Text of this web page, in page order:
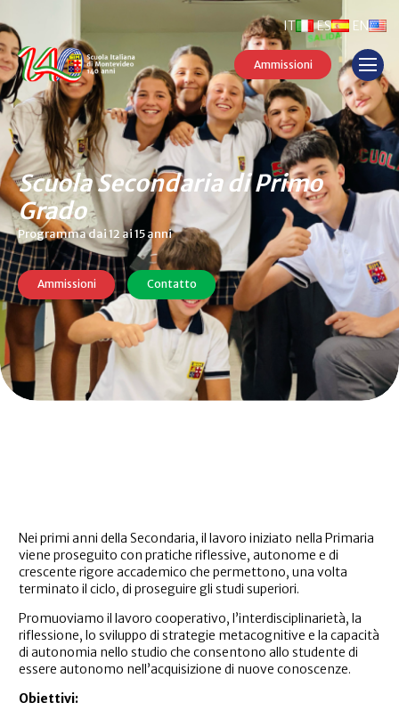
ES EN
IT
Ammissioni
Scuola Secondaria di Primo
Grado
Programma dai 12 ai 15 anni
Ammissioni Contatto
Nei primi anni della Secondaria, il lavoro iniziato nella Primaria
viene proseguito con pratiche riflessive, autonome e di
crescente rigore accademico che permettono, una volta
terminato il ciclo, di proseguire gli studi superiori.
Promuoviamo il lavoro cooperativo, l’interdisciplinarietà, la
riflessione, lo sviluppo di strategie metacognitive e la capacità
di autonomia nello studio che consentono allo studente di
essere autonomo nell’acquisizione di nuove conoscenze.
Obiettivi: